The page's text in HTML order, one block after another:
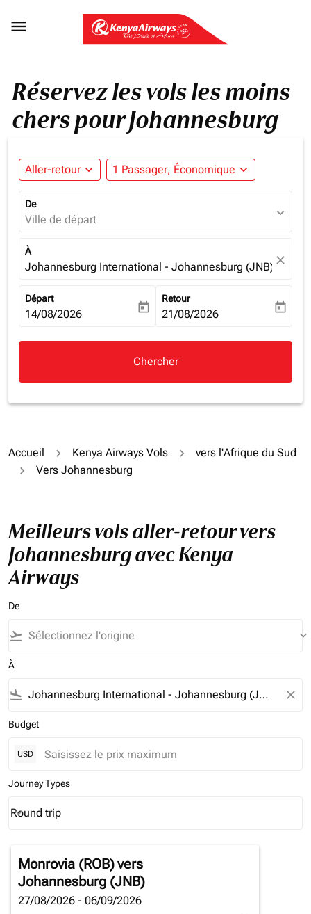

Réservez les vols les moins
chers pour Johannesburg
Aller-retour expand_more 1 Passager, Économique expand_more
De
Ville de départ expand_more
À
Johannesburg International - Johannesburg (JNB),close
Départ
fc-booking-departure-date-aria-label
14/08/2026 today
Retour
fc-booking-return-date-aria-
21/08/2026 today
Chercher
Accueil Kenya Airways Vols
vers l'Afrique du Sud
Vers Johannesburg
Meilleurs vols aller-retour vers
Johannesburg avec Kenya
Airways
De
flight_takeoff keyboard_arrow_down
À
flight_land close
Budget
USD
Journey Types
Journey Types option Round trip Selected
Round trip
keyboard_arrow_down
Monrovia (ROB)vers
Johannesburg (JNB)
27/08/2026 - 06/09/2026